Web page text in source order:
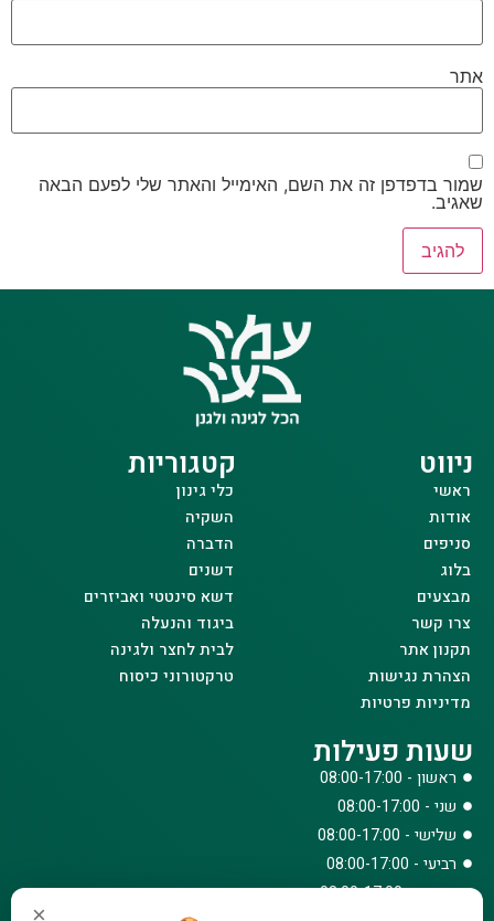
אתר
שמור בדפדפן זה את השם, האימייל והאתר שלי לפעם הבאה
שאגיב.
ניווט
ראשי
אודות
סניפים
בלוג
מבצעים
צרו קשר
תקנון אתר
הצהרת נגישות
מדיניות פרטיות
קטגוריות
כלי גינון
השקיה
הדברה
דשנים
דשא סינטטי ואביזרים
ביגוד והנעלה
לבית לחצר ולגינה
טרקטורוני כיסוח
שעות פעילות
ראשון - 08:00-17:00
שני - 08:00-17:00
שלישי - 08:00-17:00
רביעי - 08:00-17:00
חמישי - 08:00-17:00
×